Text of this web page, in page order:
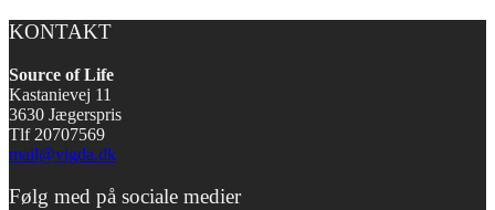
KONTAKT
Source of Life
Kastanievej 11
3630 Jægerspris
Tlf 20707569
mail@vigda.dk
Følg med på sociale medier